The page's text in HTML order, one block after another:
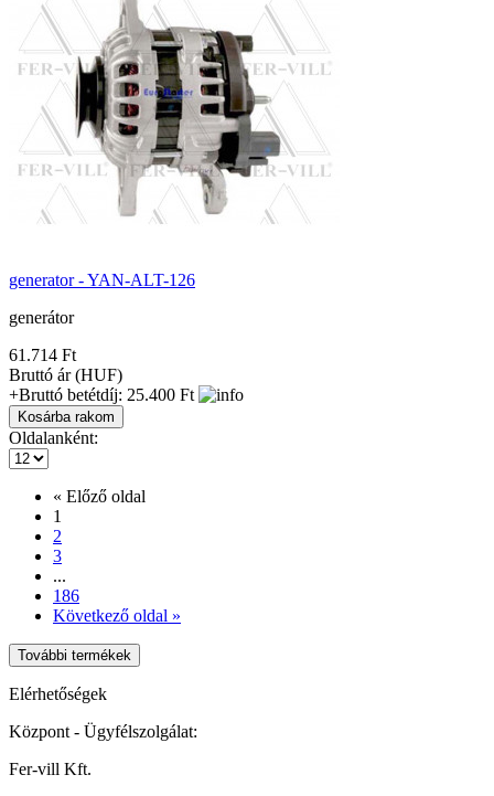
generator - YAN-ALT-126
generátor
61.714 Ft
Bruttó ár (HUF)
+Bruttó betétdíj: 25.400 Ft
Oldalanként:
« Előző oldal
1
2
3
...
186
Következő oldal »
További termékek
Elérhetőségek
Központ - Ügyfélszolgálat:
Fer-vill Kft.